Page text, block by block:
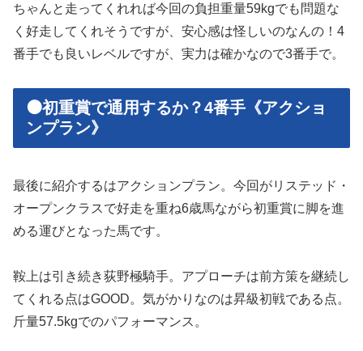
ちゃんと走ってくれれば今回の負担重量59kgでも問題な
く好走してくれそうですが、安心感は怪しいのなんの！4
番手でも良いレベルですが、実力は確かなので3番手で。
🟠初重賞で通用するか？4番手《アクショ
ンプラン》
最後に紹介するはアクションプラン。今回がリステッド・
オープンクラスで好走を重ね6歳馬ながら初重賞に脚を進
める運びとなった馬です。
鞍上は引き続き荻野極騎手。アプローチは前方策を継続し
てくれる点はGOOD。気がかりなのは昇級初戦である点。
斤量57.5kgでのパフォーマンス。